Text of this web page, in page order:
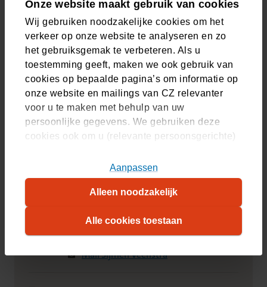
Onze website maakt gebruik van cookies
Wij gebruiken noodzakelijke cookies om het
verkeer op onze website te analyseren en zo
het gebruiksgemak te verbeteren. Als u
toestemming geeft, maken we ook gebruik van
cookies op bepaalde pagina’s om informatie op
onze website en mailings van CZ relevanter
voor u te maken met behulp van uw
persoonlijke gegevens. We gebruiken deze
cookies ook om u (relevante persoonsgerichte)
U kunt akkoord gaan met het plaatsen van alle
cookies, alleen noodzakelijke cookies, of uw
cookie-instellingen zelf aanpassen. Meer
informatie over hoe wij cookies gebruiken, vindt
cookiestatement. Wilt u weten welke
cookies we plaatsen, kijk dan in onsoverzicht.
Alle cookies toestaan
Aanpassen
Alleen noodzakelijk
23 februari 2026
Sneller hulp in Peelregio bij vragen over mentale
gezondheid
10 februari 2026
Mensen met mentale problemen sneller en beter
geholpen door nieuwe samenwerking in
Haaglanden
5 februari 2026
Neokidney moet vrijheid teruggeven aan
dialysepatiënten
Onze woordvoerders
Sijmen Veenstra
06 30 90 61 19
Mail Sijmen Veenstra